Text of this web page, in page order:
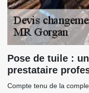
Pose de tuile :
prestataire
Compte tenu de la